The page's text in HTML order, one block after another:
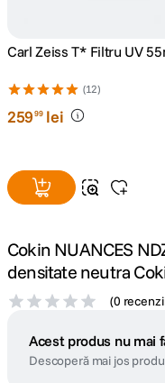
9. dji osmo
10 . insta 360
Carl Zeiss T* Filtru UV
(12)
25999 lei
Cokin NUANCES
densitate neutra
(0
Acest produs nu mai
Descoperă mai jos